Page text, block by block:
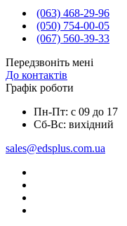
(063) 468-29-96
(050) 754-00-05
(067) 560-39-33
Передзвоніть мені
До контактів
Графік роботи
Пн-Пт: с 09 до 17
Сб-Вс: вихідний
sales@edsplus.com.ua